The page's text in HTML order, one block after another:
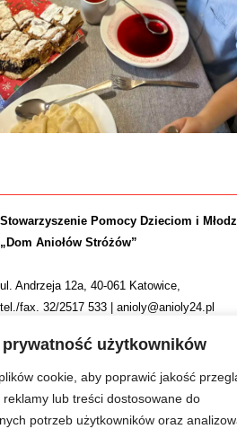
użytkowników
cookie, aby poprawić jakość
reklamy lub treści dostosowane do
potrzeb użytkowników oraz
Stowarzyszenie Pomocy Dzieciom i
„Dom Aniołów Stróżów”
ul. Andrzeja 12a, 40-061 Katowice,
tel./fax. 32/2517 533 | anioly@anioly24.pl
NIP: 634 24 24 781 | REGON: 277553974 |
Nr konta: ING Bank Śląski S.A. 36 1050